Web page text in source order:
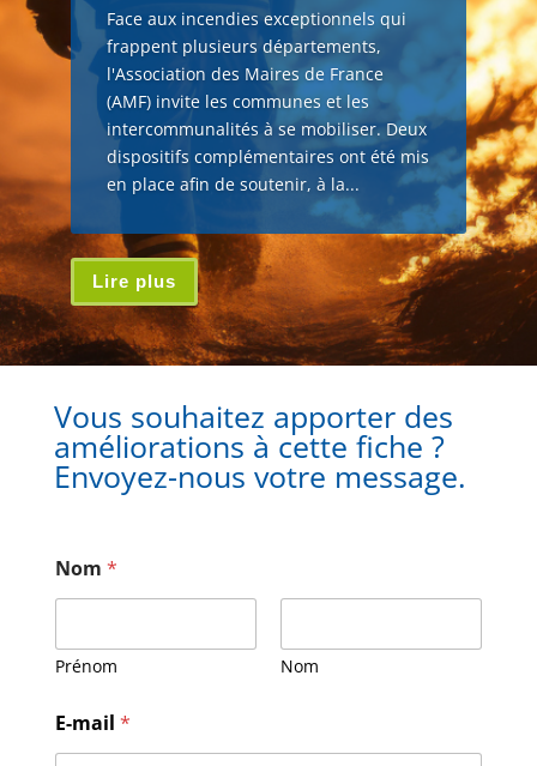
Face aux incendies exceptionnels qui
frappent plusieurs départements,
l'Association des Maires de France
(AMF) invite les communes et les
intercommunalités à se mobiliser. Deux
dispositifs complémentaires ont été mis
en place afin de soutenir, à la...
Lire plus
Vous souhaitez apporter des
améliorations à cette fiche ?
Envoyez-nous votre message.
Nom *
Prénom Nom
E-mail *